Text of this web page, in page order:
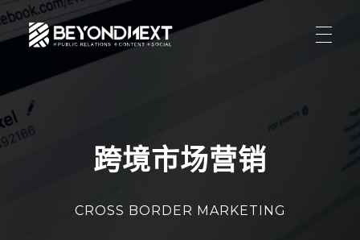
造新营销
首页
公司动态
跨境市场营销
CROSS BORDER MARKETING